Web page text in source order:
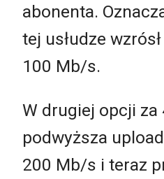
abonenta.
tej usłudze
100 Mb/s.
W drugiej opcji za
podwyższa
200 Mb/s i teraz